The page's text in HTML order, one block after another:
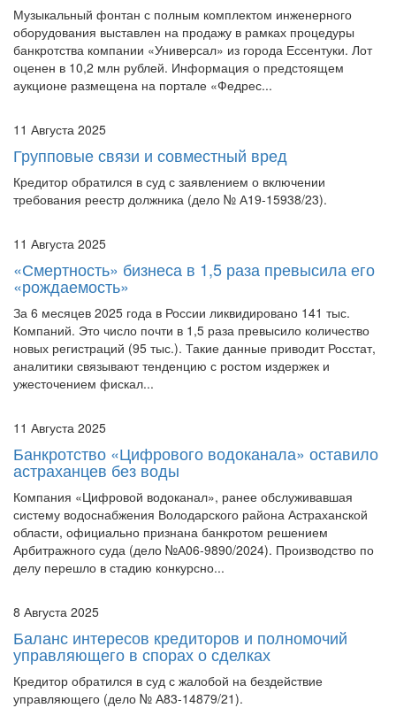
Музыкальный фонтан с полным комплектом инженерного
оборудования выставлен на продажу в рамках процедуры
банкротства компании «Универсал» из города Ессентуки. Лот
оценен в 10,2 млн рублей. Информация о предстоящем
аукционе размещена на портале «Федрес...
11 Августа 2025
Групповые связи и совместный вред
Кредитор обратился в суд с заявлением о включении
требования реестр должника (дело № А19-15938/23).
11 Августа 2025
«Смертность» бизнеса в 1,5 раза превысила его
«рождаемость»
За 6 месяцев 2025 года в России ликвидировано 141 тыс.
Компаний. Это число почти в 1,5 раза превысило количество
новых регистраций (95 тыс.). Такие данные приводит Росстат,
аналитики связывают тенденцию с ростом издержек и
ужесточением фискал...
11 Августа 2025
Банкротство «Цифрового водоканала» оставило
астраханцев без воды
Компания «Цифровой водоканал», ранее обслуживавшая
систему водоснабжения Володарского района Астраханской
области, официально признана банкротом решением
Арбитражного суда (дело №А06-9890/2024). Производство по
делу перешло в стадию конкурсно...
8 Августа 2025
Баланс интересов кредиторов и полномочий
управляющего в спорах о сделках
Кредитор обратился в суд с жалобой на бездействие
управляющего (дело № А83-14879/21).